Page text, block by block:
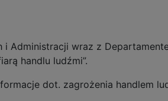
Administracji wraz z
handlu ludźmi”.
dot. zagrożenia handlem